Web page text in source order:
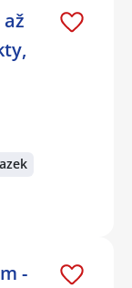
-